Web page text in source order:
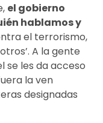
el gobierno
hablamos y
el terrorismo,
A la gente
se les da acceso
la ven
designadas